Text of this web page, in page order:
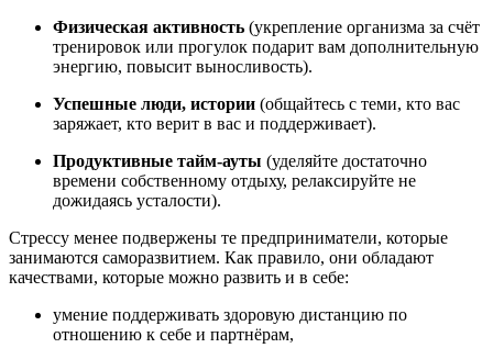
Физическая активность (укрепление организма за счёт
тренировок или прогулок подарит вам дополнительную
энергию, повысит выносливость).
Успешные люди, истории (общайтесь с теми, кто вас
заряжает, кто верит в вас и поддерживает).
Продуктивные тайм-ауты (уделяйте достаточно
времени собственному отдыху, релаксируйте не
дожидаясь усталости).
Стрессу менее подвержены те предприниматели, которые
занимаются саморазвитием. Как правило, они обладают
качествами, которые можно развить и в себе:
умение поддерживать здоровую дистанцию по
отношению к себе и партнёрам,